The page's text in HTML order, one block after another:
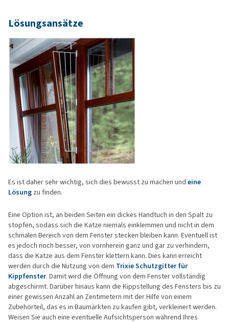
Lösungsansätze
Es ist daher sehr wichtig, sich dies bewusst zu machen und eine
Lösung zu finden.
Eine Option ist, an beiden Seiten ein dickes Handtuch in den Spalt zu
stopfen, sodass sich die Katze niemals einklemmen und nicht in dem
schmalen Bereich von dem Fenster stecken bleiben kann. Eventuell ist
es jedoch noch besser, von vornherein ganz und gar zu verhindern,
dass die Katze aus dem Fenster klettern kann. Dies kann erreicht
werden durch die Nutzung von dem Trixie Schutzgitter für
Kippfenster. Damit wird die Öffnung von dem Fenster vollständig
abgeschirmt. Darüber hinaus kann die Kippstellung des Fensters bis zu
einer gewissen Anzahl an Zentimetern mit der Hilfe von einem
Zubehörteil, das es in Baumärkten zu kaufen gibt, verkleinert werden.
Weisen Sie auch eine eventuelle Aufsichtsperson während Ihres